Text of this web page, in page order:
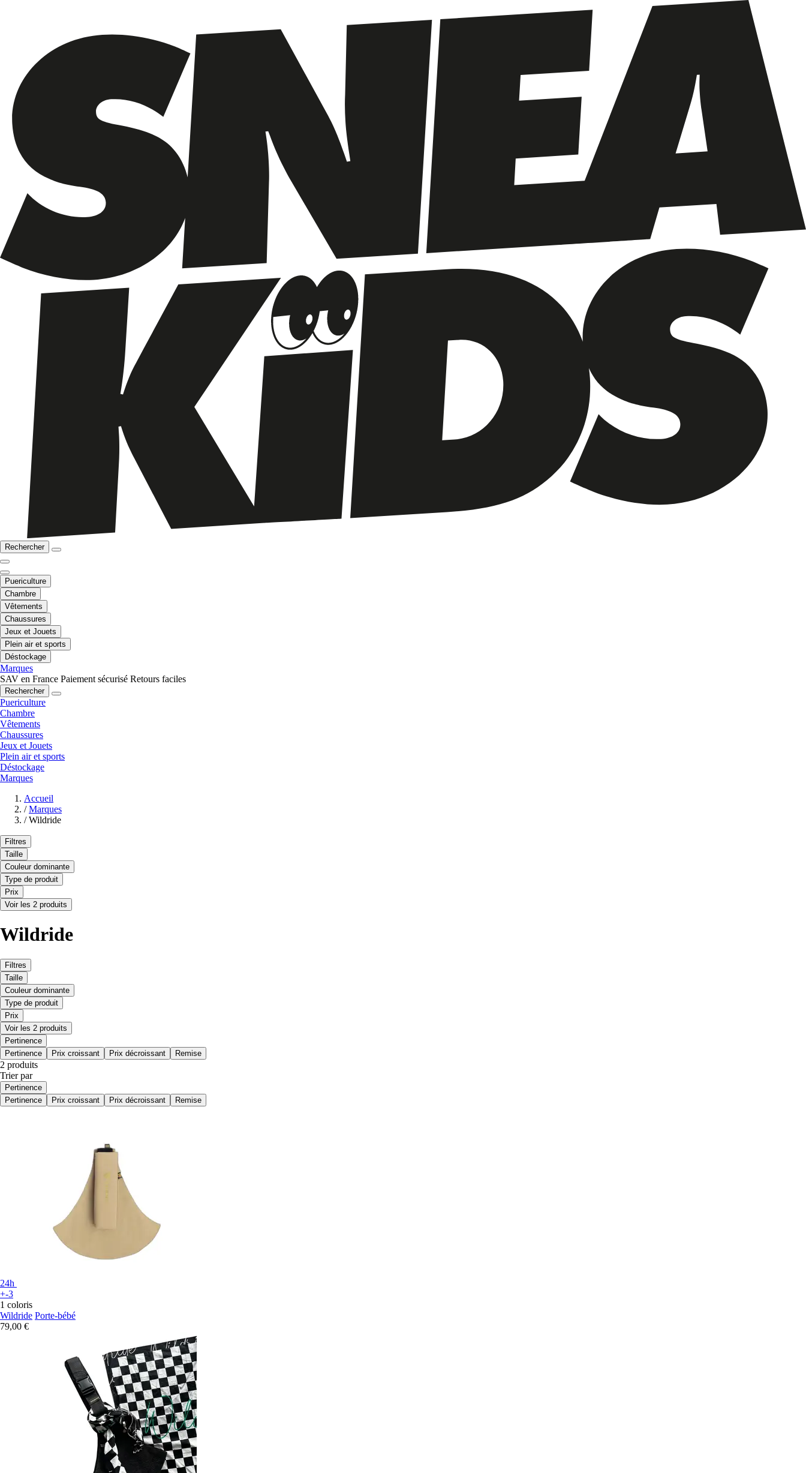
Rechercher
Puericulture
Chambre
Vêtements
Chaussures
Jeux et Jouets
Plein air et sports
Déstockage
Marques
SAV en France Paiement sécurisé Retours faciles
Rechercher
Puericulture
Chambre
Vêtements
Chaussures
Jeux et Jouets
Plein air et sports
Déstockage
Marques
Accueil
/ Marques
/ Wildride
Filtres
Taille
Couleur dominante
Type de produit
Prix
Voir les 2 produits
Wildride
Filtres
Taille
Couleur dominante
Type de produit
Prix
Voir les 2 produits
Pertinence
Pertinence
Prix croissant Prix décroissant Remise
2 produits
Trier par
Pertinence
Pertinence
Prix croissant Prix décroissant Remise
24h
+-3
1 coloris
Wildride Porte-bébé
79,00 €